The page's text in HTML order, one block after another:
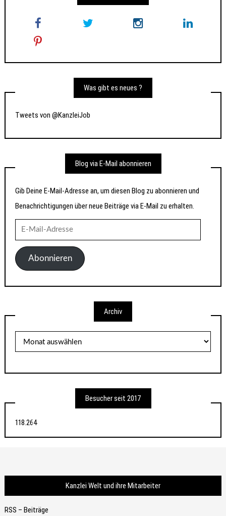
Was gibt es neues ?
Tweets von @KanzleiJob
Blog via E-Mail abonnieren
Gib Deine E-Mail-Adresse an, um diesen Blog zu abonnieren und
Benachrichtigungen über neue Beiträge via E-Mail zu erhalten.
Mail-
AdresseAbonnieren
Archiv
Besucher seit 2017
118.264
Kanzlei Welt und ihre Mitarbeiter
RSS – Beiträge